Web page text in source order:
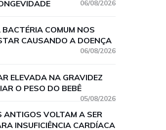
06/08/2026
BACTÉRIA COMUM NOS
CAUSANDO A DOENÇA
06/08/2026
ELEVADA NA GRAVIDEZ
O PESO DO BEBÊ
05/08/2026
ANTIGOS VOLTAM A SER
INSUFICIÊNCIA CARDÍACA